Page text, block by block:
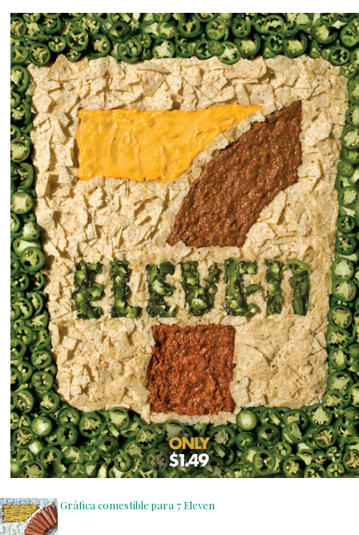
Gráfica comestible para 7 Eleven